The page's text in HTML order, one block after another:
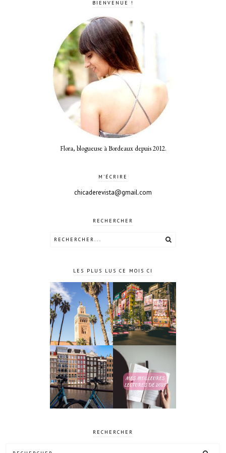
BIENVENUE !
Flora, blogueuse à Bordeaux depuis 2012.
M'ÉCRIRE
chicaderevista@gmail.com
RECHERCHER
LES PLUS LUS CE MOIS CI
4 jours à
Marrakech
10 jours à
Tokyo au
Japon
4 jours à
Amsterdam
Mes meilleures
lectures de
2025
RECHERCHER